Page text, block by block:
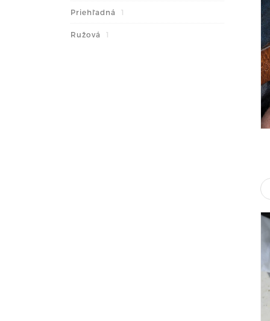
Priehľadná 1
Ružová 1